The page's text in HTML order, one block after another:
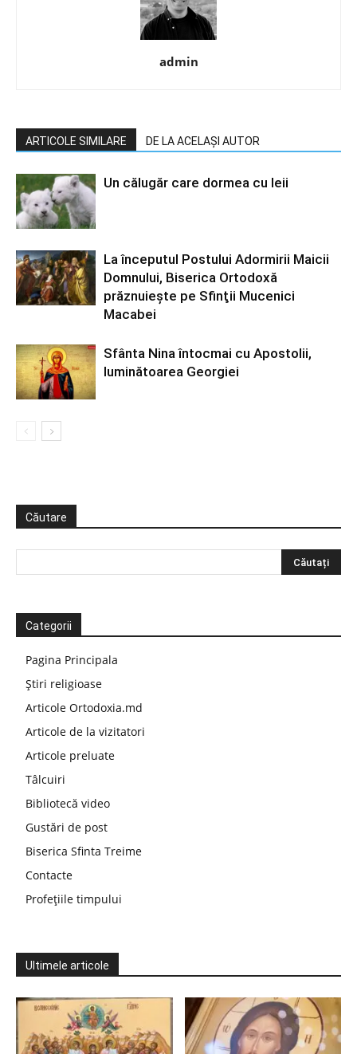
admin
ARTICOLE SIMILARE DE LA ACELAȘI AUTOR
Un călugăr care dormea cu leii
La începutul Postului Adormirii Maicii
Domnului, Biserica Ortodoxă
prăznuiește pe Sfinţii Mucenici
Macabei
Sfânta Nina întocmai cu Apostolii,
luminătoarea Georgiei
Căutare
Categorii
Pagina Principala
Știri religioase
Articole Ortodoxia.md
Articole de la vizitatori
Articole preluate
Tâlcuiri
Bibliotecă video
Gustări de post
Biserica Sfinta Treime
Contacte
Profețiile timpului
Ultimele articole